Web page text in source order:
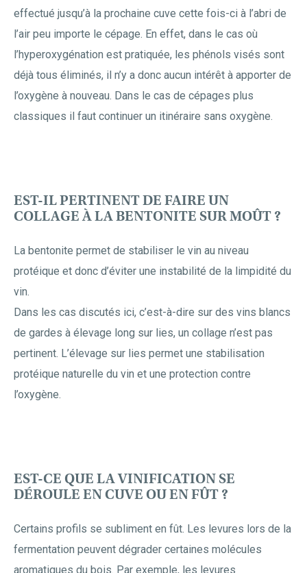
effectué jusqu’à la prochaine cuve cette fois-ci à l’abri de
l’air peu importe le cépage. En effet, dans le cas où
l’hyperoxygénation est pratiquée, les phénols visés sont
déjà tous éliminés, il n’y a donc aucun intérêt à apporter de
l’oxygène à nouveau. Dans le cas de cépages plus
classiques il faut continuer un itinéraire sans oxygène.
EST-IL PERTINENT DE FAIRE UN
COLLAGE À LA BENTONITE SUR MOÛT ?
La bentonite permet de stabiliser le vin au niveau
protéique et donc d’éviter une instabilité de la limpidité du
vin.
Dans les cas discutés ici, c’est-à-dire sur des vins blancs
de gardes à élevage long sur lies, un collage n’est pas
pertinent. L’élevage sur lies permet une stabilisation
protéique naturelle du vin et une protection contre
l’oxygène.
EST-CE QUE LA VINIFICATION SE
DÉROULE EN CUVE OU EN FÛT ?
Certains profils se subliment en fût. Les levures lors de la
fermentation peuvent dégrader certaines molécules
aromatiques du bois. Par exemple, les levures